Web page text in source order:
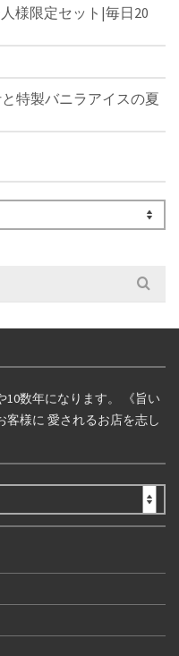
様限定セット|毎日20
特製バニラアイスの夏
10数年になります。 《旨い
様に 愛されるお店を志し